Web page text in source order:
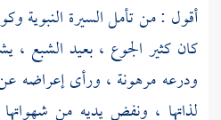
أقول : من تأمل السيرة النبوية
كان كثير الجوع ، بعيد الشبع ،
ودرعه مرهونة ، ورأى إعراضه عن
لذاتها ، ونفض يديه من